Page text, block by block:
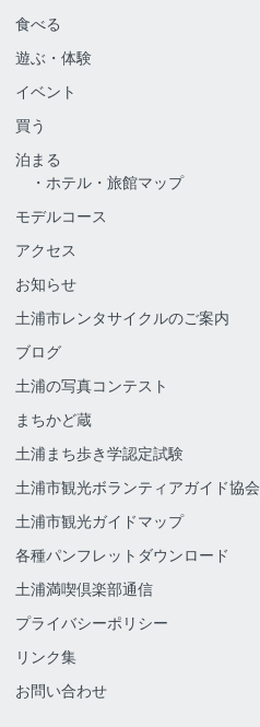
食べる
遊ぶ・体験
イベント
買う
泊まる
ホテル・旅館マップ
モデルコース
アクセス
お知らせ
土浦市レンタサイクルのご案内
ブログ
土浦の写真コンテスト
まちかど蔵
土浦まち歩き学認定試験
土浦市観光ボランティアガイド協会
土浦市観光ガイドマップ
各種パンフレットダウンロード
土浦満喫倶楽部通信
プライバシーポリシー
リンク集
お問い合わせ